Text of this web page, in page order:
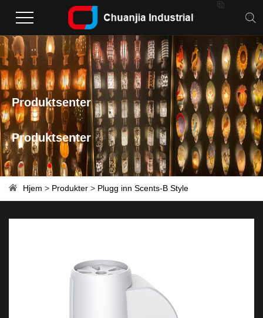

Produktsenter
Produktsenter
Hjem > Produkter > Plugg inn Scents-B Style